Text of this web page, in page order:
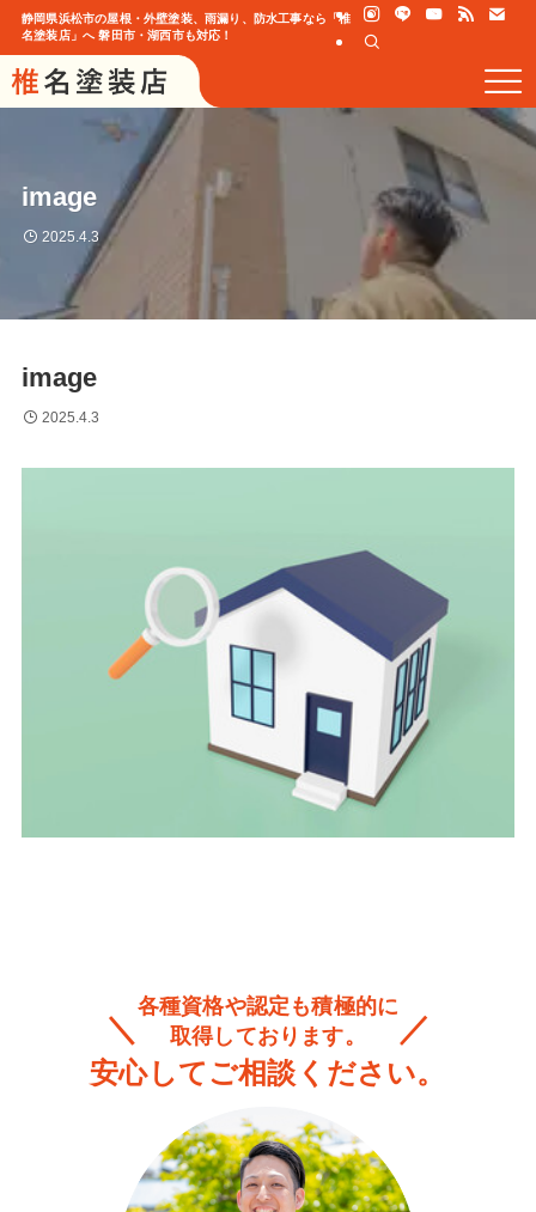
静岡県浜松市の屋根・外壁塗装、雨漏り、防水工事なら「椎
名塗装店」へ 磐田市・湖西市も対応！
image
2025.4.3
image
2025.4.3
各種資格や認定も積極的に
取得しております。
安心してご相談ください。